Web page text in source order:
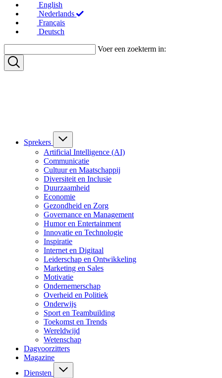
English
Nederlands
Français
Deutsch
Voer een zoekterm in:
Sprekers
Artificial Intelligence (AI)
Communicatie
Cultuur en Maatschappij
Diversiteit en Inclusie
Duurzaamheid
Economie
Gezondheid en Zorg
Governance en Management
Humor en Entertainment
Innovatie en Technologie
Inspiratie
Internet en Digitaal
Leiderschap en Ontwikkeling
Marketing en Sales
Motivatie
Ondernemerschap
Overheid en Politiek
Onderwijs
Sport en Teambuilding
Toekomst en Trends
Wereldwijd
Wetenschap
Dagvoorzitters
Magazine
Diensten